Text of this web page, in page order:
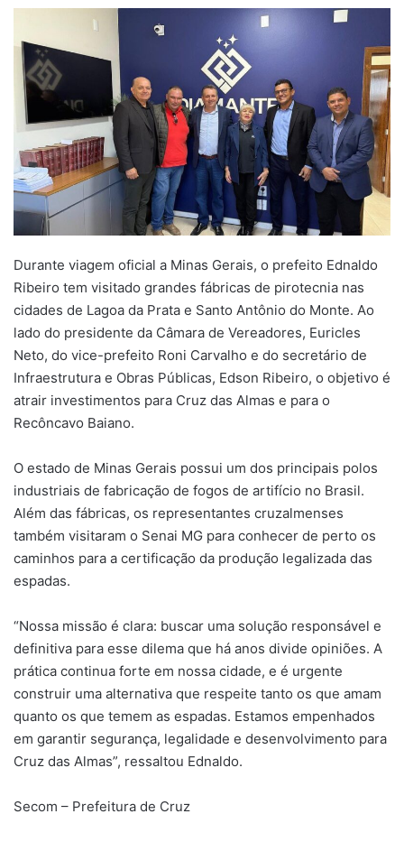
e-
Durante viagem oficial a Minas Gerais, o prefeito Ednaldo
Ribeiro tem visitado grandes fábricas de pirotecnia nas
cidades de Lagoa da Prata e Santo Antônio do Monte. Ao
lado do presidente da Câmara de Vereadores, Euricles
Neto, do vice-prefeito Roni Carvalho e do secretário de
Infraestrutura e Obras Públicas, Edson Ribeiro, o objetivo é
atrair investimentos para Cruz das Almas e para o
Recôncavo Baiano.
O estado de Minas Gerais possui um dos principais polos
industriais de fabricação de fogos de artifício no Brasil.
Além das fábricas, os representantes cruzalmenses
também visitaram o Senai MG para conhecer de perto os
caminhos para a certificação da produção legalizada das
espadas.
“Nossa missão é clara: buscar uma solução responsável e
definitiva para esse dilema que há anos divide opiniões. A
prática continua forte em nossa cidade, e é urgente
construir uma alternativa que respeite tanto os que amam
quanto os que temem as espadas. Estamos empenhados
em garantir segurança, legalidade e desenvolvimento para
Cruz das Almas”, ressaltou Ednaldo.
Secom – Prefeitura de Cruz